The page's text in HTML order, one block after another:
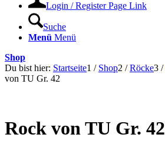
Login / Register Page Link
Suche
Menü Menü
Shop
Du bist hier: Startseite1 / Shop2 / Röcke3 /
von TU Gr. 42
Rock von TU Gr. 42